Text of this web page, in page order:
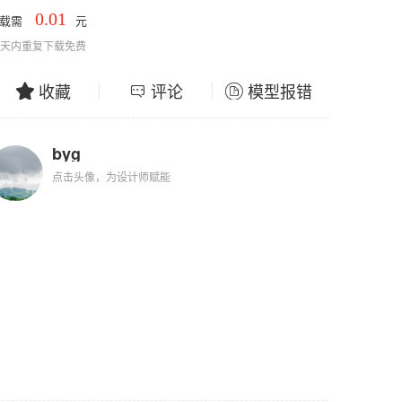
需 0.01 元
内重复下载免费
收藏 评论 模型报错
byg
点击头像，为设计师赋能